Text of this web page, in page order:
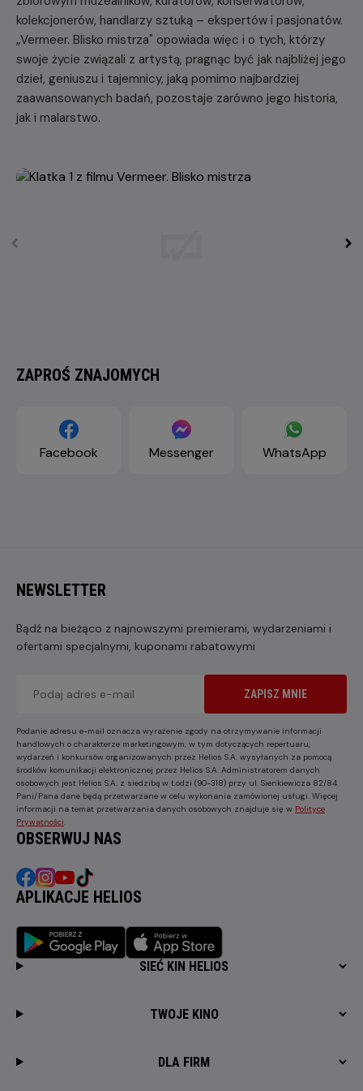
kolekcjonerów, handlarzy sztuką – ekspertów i pasjonatów.
„Vermeer. Blisko mistrza" opowiada więc i o tych, którzy
swoje życie związali z artystą, pragnąc być jak najbliżej jego
dzieł, geniuszu i tajemnicy, jaką pomimo najbardziej
zaawansowanych badań, pozostaje zarówno jego historia,
jak i malarstwo.
ZAPROŚ ZNAJOMYCH
Facebook Messenger WhatsApp
NEWSLETTER
Bądź na bieżąco z najnowszymi premierami, wydarzeniami i
ofertami specjalnymi, kuponami rabatowymi
ZAPISZ MNIE
Podanie adresu e-mail oznacza wyrażenie zgody na otrzymywanie informacji
handlowych o charakterze marketingowym, w tym dotyczących repertuaru,
wydarzeń i konkursów organizowanych przez Helios S.A. wysyłanych za pomocą
środków komunikacji elektronicznej przez Helios S.A. Administratorem danych
osobowych jest Helios S.A. z siedzibą w Łodzi (90-318) przy ul. Sienkiewicza 82/84.
Pani/Pana dane będą przetwarzane w celu wykonania zamówionej usługi. Więcej
informacji na temat przetwarzania danych osobowych znajduje się w Polityce
Prywatności
OBSERWUJ NAS
APLIKACJE HELIOS
SIEĆ KIN HELIOS
TWOJE KINO
DLA FIRM